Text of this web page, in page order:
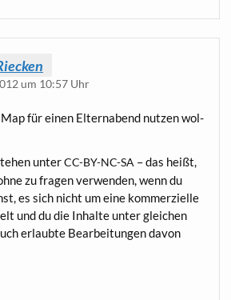
um 10:57 Uhr
für einen Eltern­abend nut­zen wol­
unterCC-BY-NC-SA – das heißt,
zu fra­gen ver­wen­den, wenn du
es sich nicht um eine kom­mer­zi­el­le
und du die Inhal­te unter glei­chen
erlaub­te Bear­bei­tun­gen davon